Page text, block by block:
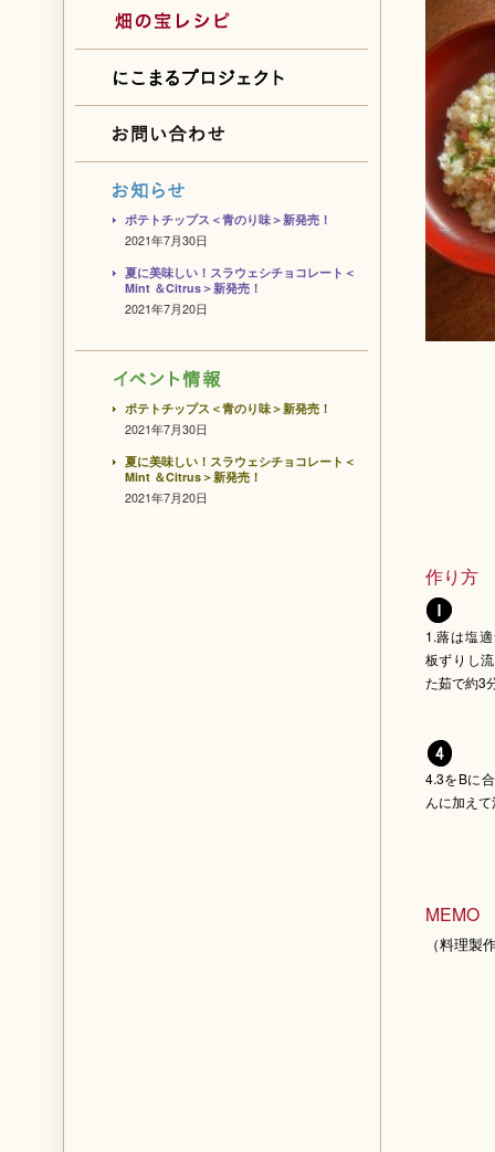
作り方
1.蕗は塩
板ずりし
た茹で約3
4.3をBに
んに加え
MEMO
（料理製
ポテトチップス＜青のり味＞新発売！
2021年7月30日
夏に美味しい！スラウェシチョコレート＜
Mint ＆Citrus＞新発売！
2021年7月20日
ポテトチップス＜青のり味＞新発売！
2021年7月30日
夏に美味しい！スラウェシチョコレート＜
Mint ＆Citrus＞新発売！
2021年7月20日